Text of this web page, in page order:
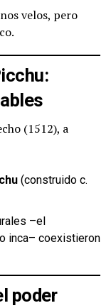
velos, pero
(1512), a
(construido c.
–el
inca– coexistieron
poder